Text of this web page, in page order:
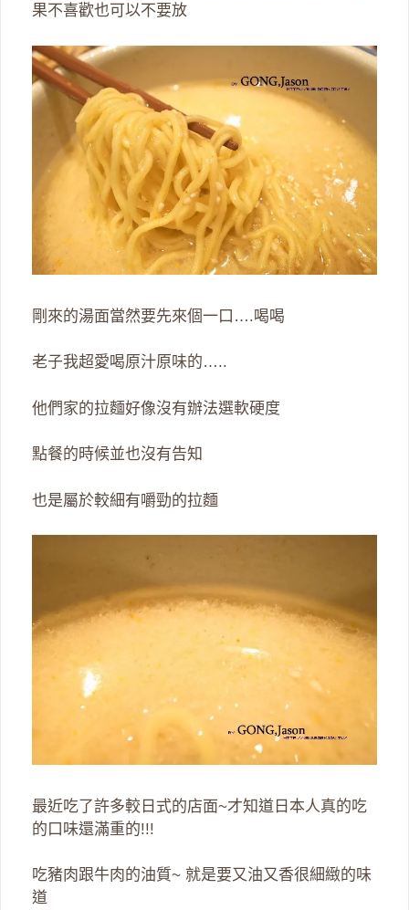
果不喜歡也可以不要放
剛來的湯面當然要先來個一口….喝喝
老子我超愛喝原汁原味的…..
他們家的拉麵好像沒有辦法選軟硬度
點餐的時候並也沒有告知
也是屬於較細有嚼勁的拉麵
最近吃了許多較日式的店面~才知道日本人真的吃
的口味還滿重的!!!
吃豬肉跟牛肉的油質~ 就是要又油又香很細緻的味
道